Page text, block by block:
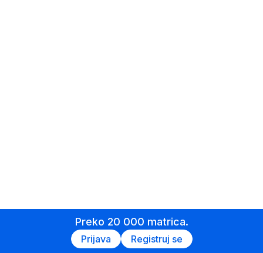
Preko 20 000 matrica.
Prijava Registruj se